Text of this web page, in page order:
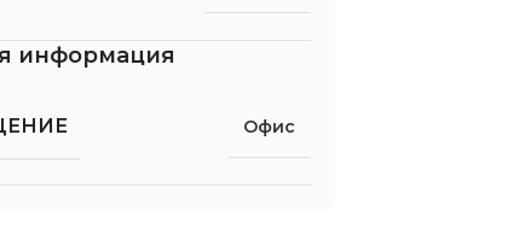
информация
Офис